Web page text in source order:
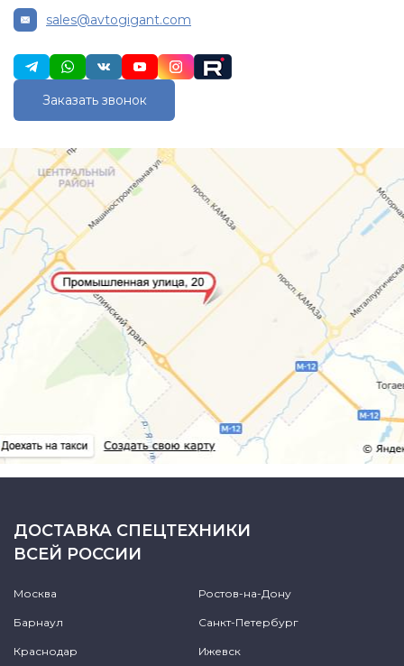
sales@avtogigant.com
Заказать звонок
ДОСТАВКА СПЕЦТЕХНИКИ
ВСЕЙ РОССИИ
Москва Ростов-на-Дону
Барнаул Санкт-Петербург
Краснодар Ижевск